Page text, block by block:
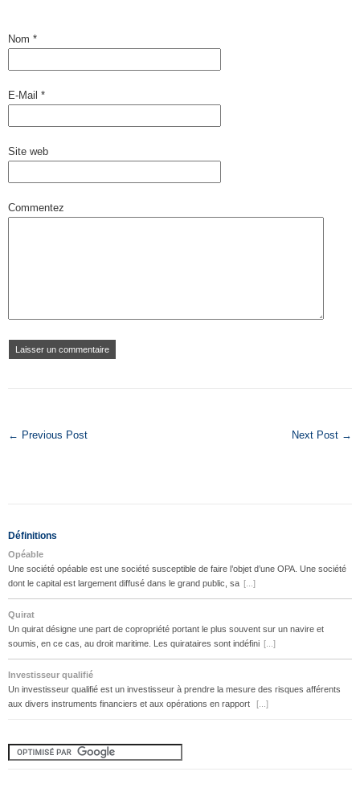
Nom *
E-Mail *
Site web
Commentez
← Previous Post Next Post →
Définitions
Opéable
Une société opéable est une société susceptible de faire l’objet d’une OPA. Une société
dont le capital est largement diffusé dans le grand public, sa [...]
Quirat
Un quirat désigne une part de copropriété portant le plus souvent sur un navire et
soumis, en ce cas, au droit maritime. Les quirataires sont indéfini [...]
Investisseur qualifié
Un investisseur qualifié est un investisseur à prendre la mesure des risques afférents
aux divers instruments financiers et aux opérations en rapport
[...]